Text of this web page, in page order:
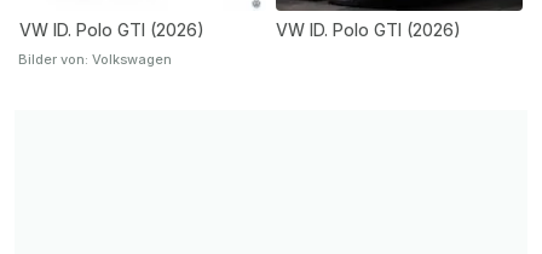
VW ID. Polo GTI (2026) VW ID. Polo GTI (2026)
Bilder von: Volkswagen